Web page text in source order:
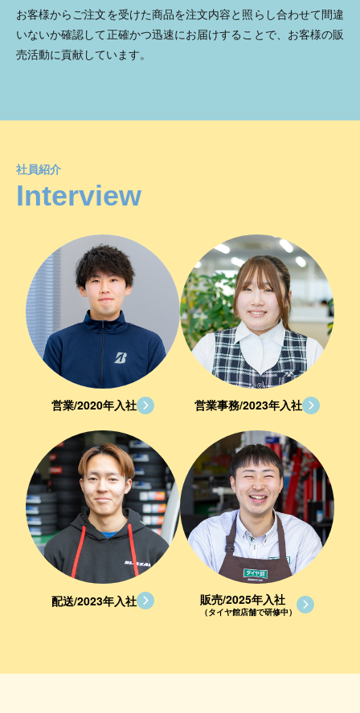
お客様からご注文を受けた商品を注文内容と照らし合わせて間違
いないか確認して正確かつ迅速にお届けすることで、お客様の販
売活動に貢献しています。
社員紹介
Interview
営業/2020年入社 営業事務/2023年入社
配送/2023年入社 販売/2025年入社
（タイヤ館店舗で研修中）